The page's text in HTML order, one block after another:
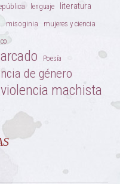
lenguaje literatura
misoginia mujeres y ciencia
Poesía
de género
violencia machista